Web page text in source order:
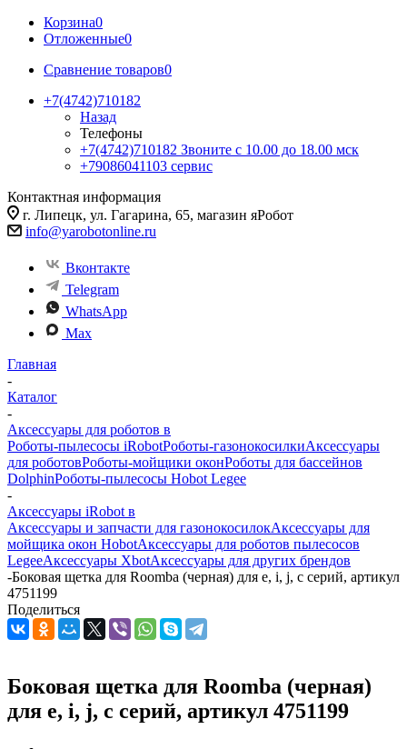
Корзина0
Отложенные0
Сравнение товаров0
+7(4742)710182
Назад
Телефоны
+7(4742)710182 Звоните с 10.00 до 18.00 мск
+79086041103 сервис
Контактная информация
г. Липецк, ул. Гагарина, 65, магазин яРобот
info@yarobotonline.ru
Вконтакте
Telegram
WhatsApp
Max
Главная
-
Каталог
-
Аксессуары для роботов в
Роботы-пылесосы iRobotРоботы-газонокосилкиАксессуары
для роботовРоботы-мойщики оконРоботы для бассейнов
DolphinРоботы-пылесосы Hobot Legee
-
Аксессуары iRobot в
Аксессуары и запчасти для газонокосилокАксессуары для
мойщика окон HobotАксессуары для роботов пылесосов
LegeeАксессуары XbotАксессуары для других брендов
-Боковая щетка для Roomba (черная) для e, i, j, c серий, артикул
4751199
Поделиться
Боковая щетка для Roomba (черная)
для e, i, j, c серий, артикул 4751199